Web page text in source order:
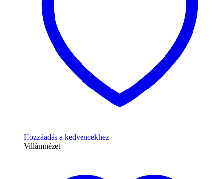
Hozzáadás a kedvencekhez
Villámnézet